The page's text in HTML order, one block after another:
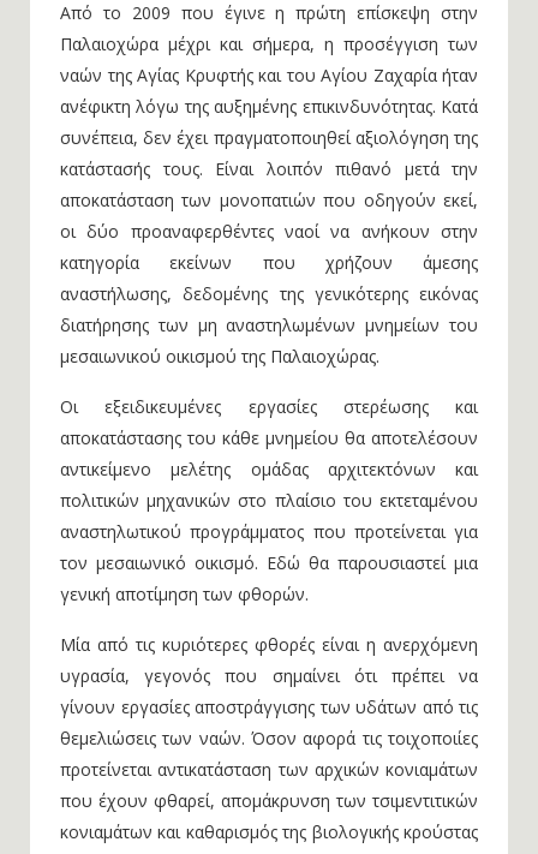
Από το 2009 που έγινε η πρώτη επίσκεψη στην
Παλαιοχώρα μέχρι και σήμερα, η προσέγγιση των
ναών της Αγίας Κρυφτής και του Αγίου Ζαχαρία ήταν
ανέφικτη λόγω της αυξημένης επικινδυνότητας. Κατά
συνέπεια, δεν έχει πραγματοποιηθεί αξιολόγηση της
κατάστασής τους. Είναι λοιπόν πιθανό μετά την
αποκατάσταση των μονοπατιών που οδηγούν εκεί,
οι δύο προαναφερθέντες ναοί να ανήκουν στην
κατηγορία εκείνων που χρήζουν άμεσης
αναστήλωσης, δεδομένης της γενικότερης εικόνας
διατήρησης των μη αναστηλωμένων μνημείων του
μεσαιωνικού οικισμού της Παλαιοχώρας.
Οι εξειδικευμένες εργασίες στερέωσης και
αποκατάστασης του κάθε μνημείου θα αποτελέσουν
αντικείμενο μελέτης ομάδας αρχιτεκτόνων και
πολιτικών μηχανικών στο πλαίσιο του εκτεταμένου
αναστηλωτικού προγράμματος που προτείνεται για
τον μεσαιωνικό οικισμό. Εδώ θα παρουσιαστεί μια
γενική αποτίμηση των φθορών.
Μία από τις κυριότερες φθορές είναι η ανερχόμενη
υγρασία, γεγονός που σημαίνει ότι πρέπει να
γίνουν εργασίες αποστράγγισης των υδάτων από τις
θεμελιώσεις των ναών. Όσον αφορά τις τοιχοποιίες
προτείνεται αντικατάσταση των αρχικών κονιαμάτων
που έχουν φθαρεί, απομάκρυνση των τσιμεντιτικών
κονιαμάτων και καθαρισμός της βιολογικής κρούστας